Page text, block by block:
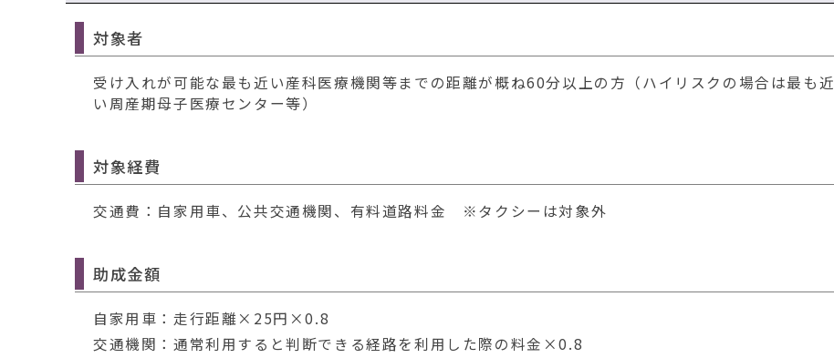
対象者
受け入れが可能な最も近い産科医療機関等までの距離が概ね60分以上の方（ハイリスクの場合は最も近
い周産期母子医療センター等）
対象経費
交通費：自家用車、公共交通機関、有料道路料金 ※タクシーは対象外
助成金額
自家用車：走行距離×25円×0.8
交通機関：通常利用すると判断できる経路を利用した際の料金×0.8